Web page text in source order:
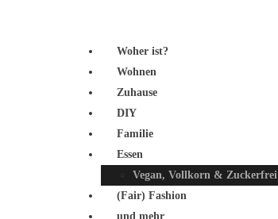
Woher ist?
Wohnen
Zuhause
DIY
Familie
Essen
Vegan, Vollkorn & Zuckerfrei
(Fair) Fashion
und mehr